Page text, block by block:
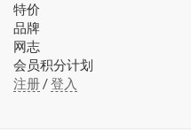
特价
品牌
网志
会员积分计划
注册/登入